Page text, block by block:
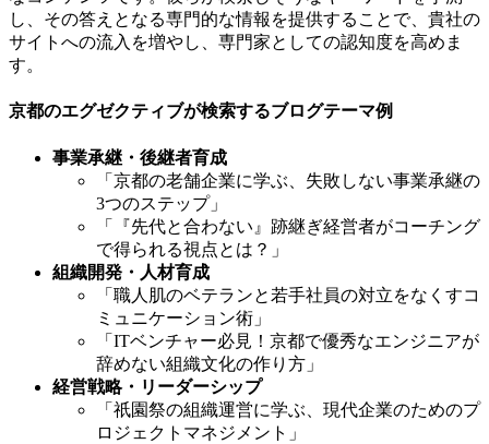
し、その答えとなる専門的な情報を提供することで、貴社の
サイトへの流入を増やし、専門家としての認知度を高めま
す。
京都のエグゼクティブが検索するブログテーマ例
事業承継・後継者育成
「京都の老舗企業に学ぶ、失敗しない事業承継の
3つのステップ」
「『先代と合わない』跡継ぎ経営者がコーチング
で得られる視点とは？」
組織開発・人材育成
「職人肌のベテランと若手社員の対立をなくすコ
ミュニケーション術」
「ITベンチャー必見！京都で優秀なエンジニアが
辞めない組織文化の作り方」
経営戦略・リーダーシップ
「祇園祭の組織運営に学ぶ、現代企業のためのプ
ロジェクトマネジメント」